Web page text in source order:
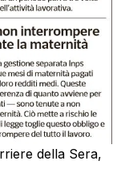
della Sera,